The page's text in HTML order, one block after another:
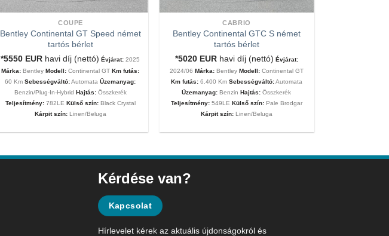
COUPE
Bentley Continental GT Speed német
tartós bérlet
*5550 EUR havi díj (nettó) Évjárat: 2025
Márka: Bentley Modell: Continental GTKm futás:
60 KmSebességváltó:AutomataÜzemanyag:
Benzin/Plug-In-Hybrid Hajtás:Összkerék
Teljesítmény:782LE Külső szín: Black Crystal
Kárpit szín:Linen/Beluga
CABRIO
Bentley Continental GTC S német
tartós bérlet
*5020 EUR havi díj (nettó) Évjárat:
2024/06 Márka:Bentley Modell:Continental GT
Km futás: 6.400 Km Sebességváltó:Automata
Üzemanyag: BenzinHajtás: Összkerék
Teljesítmény:549LE Külső szín: Pale Brodgar
Kárpit szín:Linen/Beluga
Kérdése van?
Kapcsolat
Hírlevelet kérek az aktuális újdonságokról és